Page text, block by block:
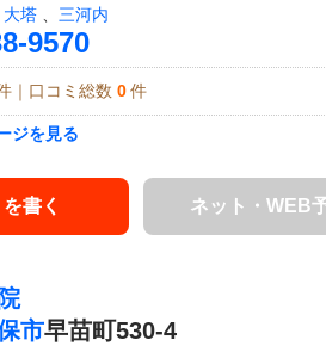
大塔 三河内
9570
｜口コミ総数 0 件
ジを見る
書く ネット・WEB
市早苗町530-4